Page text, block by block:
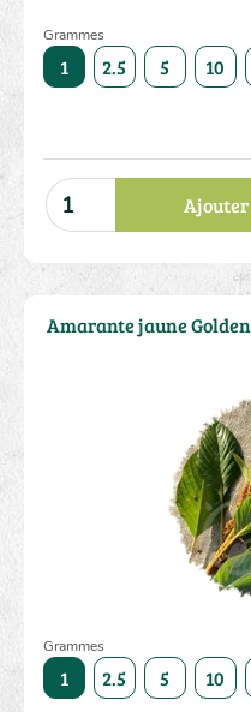
Grammes
1 2.5 5 10
Ajouter
Grammes
1 2.5 5 10
Amarante jaune Golden